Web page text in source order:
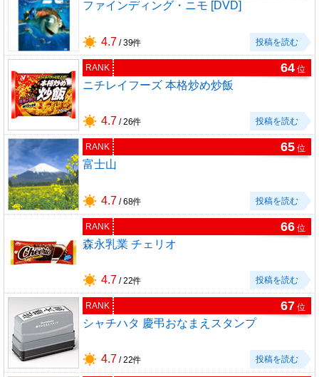
ファインディング・ニモ [DVD]
4.7 / 39件 投稿を読む
RANK 64 位
ニチレイフーズ 本格炒め炒飯
4.7 / 26件 投稿を読む
RANK 65 位
富士山
4.7 / 68件 投稿を読む
RANK 66 位
森永乳業 チェリオ
4.7 / 22件 投稿を読む
RANK 67 位
シャチハタ 慶弔おなまえスタンプ
4.7 / 22件 投稿を読む